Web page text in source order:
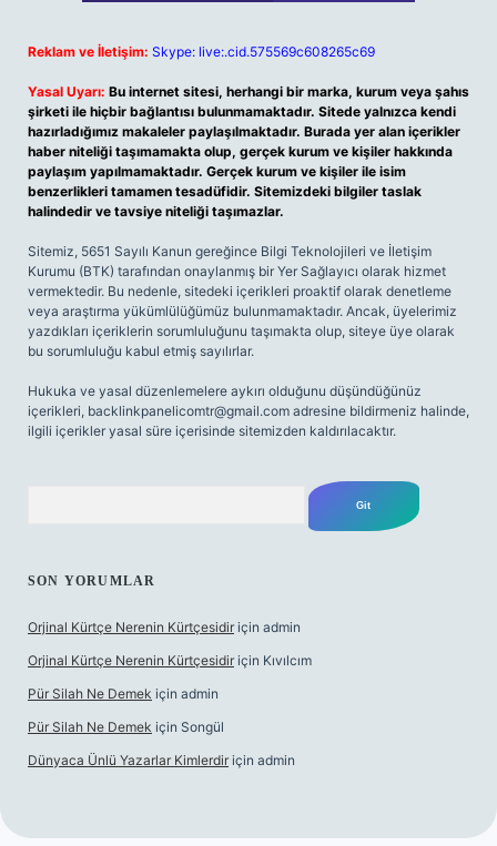
Reklam ve İletişim: Skype: live:.cid.575569c608265c69
Yasal Uyarı: Bu internet sitesi, herhangi bir marka, kurum veya şahıs
şirketi ile hiçbir bağlantısı bulunmamaktadır. Sitede yalnızca kendi
hazırladığımız makaleler paylaşılmaktadır. Burada yer alan içerikler
haber niteliği taşımamakta olup, gerçek kurum ve kişiler hakkında
paylaşım yapılmamaktadır. Gerçek kurum ve kişiler ile isim
benzerlikleri tamamen tesadüfidir. Sitemizdeki bilgiler taslak
halindedir ve tavsiye niteliği taşımazlar.
Sitemiz, 5651 Sayılı Kanun gereğince Bilgi Teknolojileri ve İletişim
Kurumu (BTK) tarafından onaylanmış bir Yer Sağlayıcı olarak hizmet
vermektedir. Bu nedenle, sitedeki içerikleri proaktif olarak denetleme
veya araştırma yükümlülüğümüz bulunmamaktadır. Ancak, üyelerimiz
yazdıkları içeriklerin sorumluluğunu taşımakta olup, siteye üye olarak
bu sorumluluğu kabul etmiş sayılırlar.
Hukuka ve yasal düzenlemelere aykırı olduğunu düşündüğünüz
içerikleri, backlinkpanelicomtr@gmail.com adresine bildirmeniz halinde,
ilgili içerikler yasal süre içerisinde sitemizden kaldırılacaktır.
SON YORUMLAR
Orjinal Kürtçe Nerenin Kürtçesidir için admin
Orjinal Kürtçe Nerenin Kürtçesidir için Kıvılcım
Pür Silah Ne Demek için admin
Pür Silah Ne Demek için Songül
Dünyaca Ünlü Yazarlar Kimlerdir için admin